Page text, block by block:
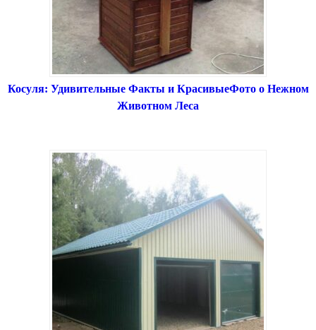
Косуля: Удивительные Факты и КрасивыеФото о Нежном
Животном Леса